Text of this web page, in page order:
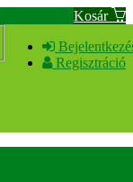
Kosár
Regisztráció